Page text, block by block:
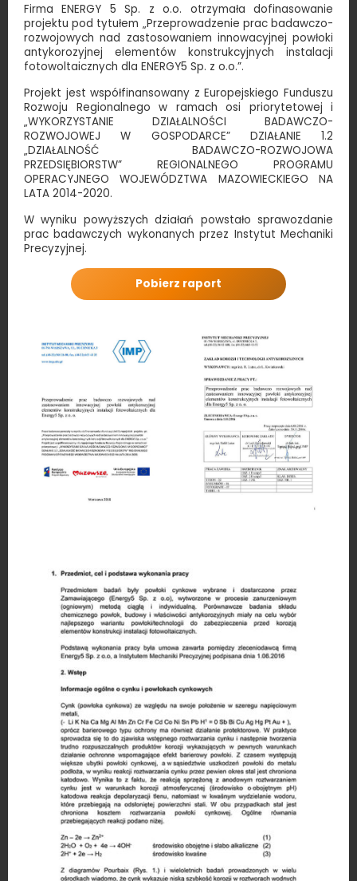
Firma ENERGY 5 Sp. z o.o. otrzymała dofinasowanie
projektu pod tytułem „Przeprowadzenie prac badawczo-
rozwojowych nad zastosowaniem innowacyjnej powłoki
antykorozyjnej elementów konstrukcyjnych instalacji
fotowoltaicznych dla ENERGY5 Sp. z o.o.”.
Projekt jest współfinansowany z Europejskiego Funduszu
Rozwoju Regionalnego w ramach osi priorytetowej i
„WYKORZYSTANIE DZIAŁALNOŚCI BADAWCZO-
ROZWOJOWEJ W GOSPODARCE” DZIAŁANIE 1.2
„DZIAŁALNOŚĆ BADAWCZO-ROZWOJOWA
PRZEDSIĘBIORSTW” REGIONALNEGO PROGRAMU
OPERACYJNEGO WOJEWÓDZTWA MAZOWIECKIEGO NA
LATA 2014-2020.
W wyniku powyższych działań powstało sprawozdanie
prac badawczych wykonanych przez Instytut Mechaniki
Precyzyjnej.
Pobierz raport